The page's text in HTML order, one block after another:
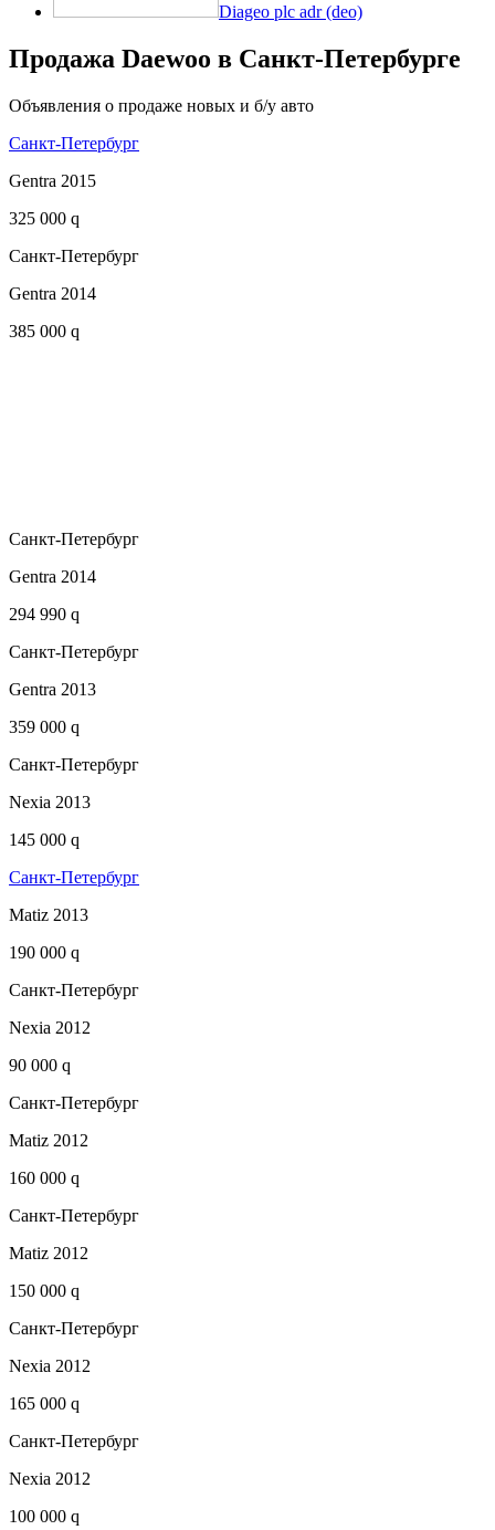
Diageo plc adr (deo)
Продажа Daewoo в Санкт-Петербурге
Объявления о продаже новых и б/у авто
Санкт-Петербург
Gentra 2015
325 000 q
Санкт-Петербург
Gentra 2014
385 000 q
Санкт-Петербург
Gentra 2014
294 990 q
Санкт-Петербург
Gentra 2013
359 000 q
Санкт-Петербург
Nexia 2013
145 000 q
Санкт-Петербург
Matiz 2013
190 000 q
Санкт-Петербург
Nexia 2012
90 000 q
Санкт-Петербург
Matiz 2012
160 000 q
Санкт-Петербург
Matiz 2012
150 000 q
Санкт-Петербург
Nexia 2012
165 000 q
Санкт-Петербург
Nexia 2012
100 000 q